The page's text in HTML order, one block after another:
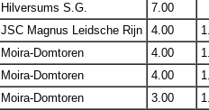
Hilversums S.G.
7.00
JSC Magnus Leidsche Rijn 4.00
Moira-Domtoren 4.00
Moira-Domtoren 4.00
Moira-Domtoren 3.00